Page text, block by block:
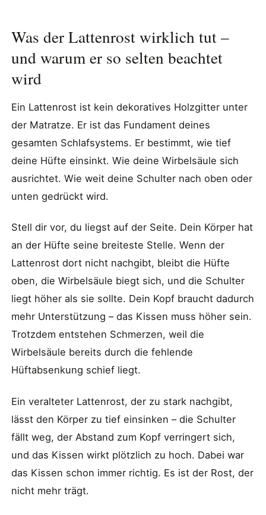
Was der Lattenrost wirklich tut –
und warum er so selten beachtet
wird
Ein Lattenrost ist kein dekoratives Holzgitter unter
der Matratze. Er ist das Fundament deines
gesamten Schlafsystems. Er bestimmt, wie tief
deine Hüfte einsinkt. Wie deine Wirbelsäule sich
ausrichtet. Wie weit deine Schulter nach oben oder
unten gedrückt wird.
Stell dir vor, du liegst auf der Seite. Dein Körper hat
an der Hüfte seine breiteste Stelle. Wenn der
Lattenrost dort nicht nachgibt, bleibt die Hüfte
oben, die Wirbelsäule biegt sich, und die Schulter
liegt höher als sie sollte. Dein Kopf braucht dadurch
mehr Unterstützung – das Kissen muss höher sein.
Trotzdem entstehen Schmerzen, weil die
Wirbelsäule bereits durch die fehlende
Hüftabsenkung schief liegt.
Ein veralteter Lattenrost, der zu stark nachgibt,
lässt den Körper zu tief einsinken – die Schulter
fällt weg, der Abstand zum Kopf verringert sich,
und das Kissen wirkt plötzlich zu hoch. Dabei war
das Kissen schon immer richtig. Es ist der Rost, der
nicht mehr trägt.